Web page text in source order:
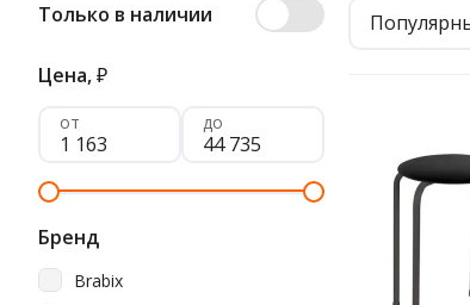
Только в наличии
Цена,₽
от до
Бренд
Brabix